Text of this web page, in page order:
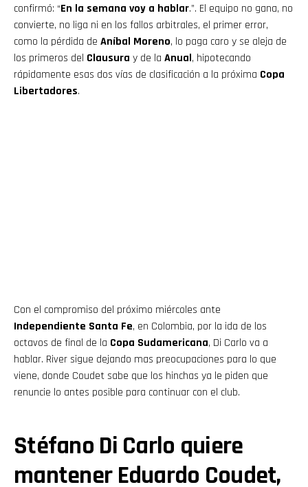
confirmó: “En la semana voy a hablar.”. El equipo no gana, no
convierte, no liga ni en los fallos arbitrales, el primer error,
como la pérdida de Aníbal Moreno, lo paga caro y se aleja de
los primeros del Clausura y de la Anual, hipotecando
rápidamente esas dos vías de clasificación a la próxima Copa
Libertadores.
Con el compromiso del próximo miércoles ante
Independiente Santa Fe, en Colombia, por la ida de los
octavos de final de la Copa Sudamericana, Di Carlo va a
hablar. River sigue dejando mas preocupaciones para lo que
viene, donde Coudet sabe que los hinchas ya le piden que
renuncie lo antes posible para continuar con el club.
Stéfano Di Carlo quiere
mantener Eduardo Coudet,